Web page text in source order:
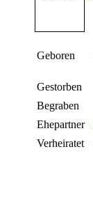
Geboren
Gestorben
Begraben
Ehepartner
Verheiratet